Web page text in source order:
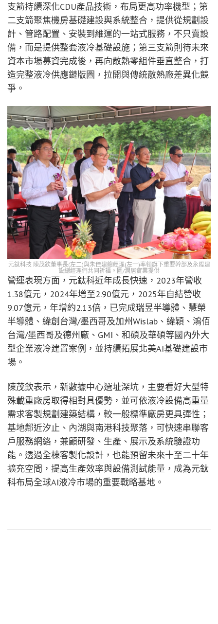
支箭持續深化CDU產品技術，布局更高功率機型；第
二支箭聚焦機房基礎建設與系統整合，提供從規劃設
計、管路配置、安裝到維運的一站式服務，不只賣設
備，而是提供整套液冷基礎設施；第三支箭則待未來
資本市場募資完成後，再向散熱零組件垂直整合，打
造完整液冷供應鏈版圖，拉開與傳統散熱廠差異化競
爭。
元鈦科技 陳茂欽董事長(左二)與朱佳建總經理(左一)率領旗下重要幹部及永陞建
設總經理們共同祈福。圖/潤居實業提供
營運表現方面，元鈦科近年成長快速，2023年營收
1.38億元，2024年增至2.90億元，2025年自結營收
9.07億元，年增約2.13倍，已完成瑞昱半導體、慧榮
半導體、緯創台灣/墨西哥及加州Wislab、緯穎、鴻佰
台灣/墨西哥及德州廠、GMI、和碩及華碩等國內外大
型企業液冷建置案例，並持續拓展北美AI基礎建設市
場。
陳茂欽表示，新數據中心選址深坑，主要看好大型特
殊載重廠房取得相對具優勢，並可依液冷設備高重量
需求客製規劃建築結構，較一般標準廠房更具彈性；
基地鄰近汐止、內湖與南港科技聚落，可快速串聯客
戶服務網絡，兼顧研發、生產、展示及系統驗證功
能。透過全棟客製化設計，也能預留未來十至二十年
擴充空間，提高生產效率與設備測試能量，成為元鈦
科布局全球AI液冷市場的重要戰略基地。